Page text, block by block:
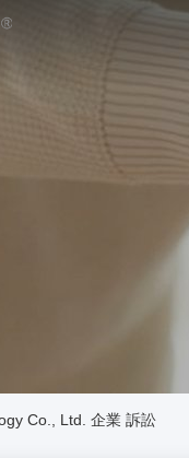
Co., Ltd. 企業 訴訟